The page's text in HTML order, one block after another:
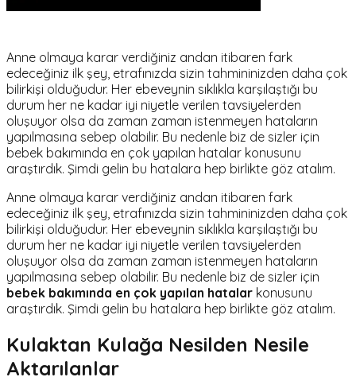
Anne olmaya karar verdiğiniz andan itibaren fark
edeceğiniz ilk şey, etrafınızda sizin tahmininizden daha çok
bilirkişi olduğudur. Her ebeveynin sıklıkla karşılaştığı bu
durum her ne kadar iyi niyetle verilen tavsiyelerden
oluşuyor olsa da zaman zaman istenmeyen hataların
yapılmasına sebep olabilir. Bu nedenle biz de sizler için
bebek bakımında en çok yapılan hatalar konusunu
araştırdık. Şimdi gelin bu hatalara hep birlikte göz atalım.
Anne olmaya karar verdiğiniz andan itibaren fark
edeceğiniz ilk şey, etrafınızda sizin tahmininizden daha çok
bilirkişi olduğudur. Her ebeveynin sıklıkla karşılaştığı bu
durum her ne kadar iyi niyetle verilen tavsiyelerden
oluşuyor olsa da zaman zaman istenmeyen hataların
yapılmasına sebep olabilir. Bu nedenle biz de sizler için
bebek bakımında en çok yapılan hatalar konusunu
araştırdık. Şimdi gelin bu hatalara hep birlikte göz atalım.
Kulaktan Kulağa Nesilden Nesile
Aktarılanlar